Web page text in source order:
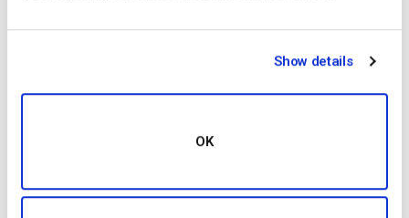
Show details
OK
with experience in digital video platforms
Silicon Valley and beyond.